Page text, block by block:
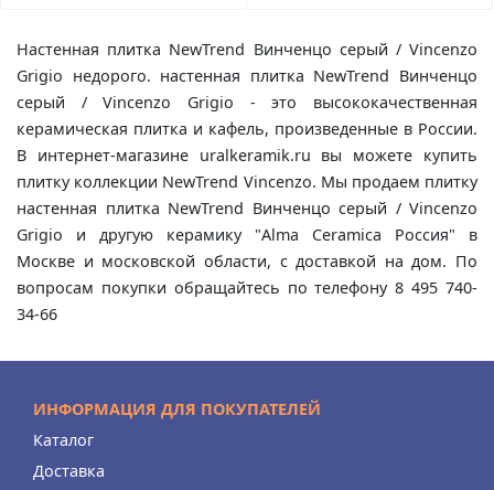
Настенная плитка NewTrend Винченцо серый / Vincenzo
Grigio недорого. настенная плитка NewTrend Винченцо
серый / Vincenzo Grigio - это высококачественная
керамическая плитка и кафель, произведенные в России.
В интернет-магазине uralkeramik.ru вы можете купить
плитку коллекции NewTrend Vincenzo. Мы продаем плитку
настенная плитка NewTrend Винченцо серый / Vincenzo
Grigio и другую керамику "Alma Ceramica Россия" в
Москве и московской области, с доставкой на дом. По
вопросам покупки обращайтесь по телефону 8 495 740-
34-66
ИНФОРМАЦИЯ ДЛЯ ПОКУПАТЕЛЕЙ
Каталог
Доставка